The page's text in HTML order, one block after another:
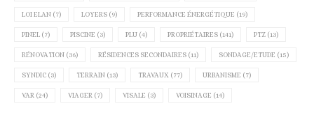
LOI ELAN (7) LOYERS (9) PERFORMANCE ÉNERGÉTIQUE (19)
PINEL (7) PISCINE (3) PLU (4) PROPRIÉTAIRES (141) PTZ (13)
RÉNOVATION (36) RÉSIDENCES SECONDAIRES (11) SONDAGE/ETUDE (15)
SYNDIC (3) TERRAIN (13) TRAVAUX (77) URBANISME (7)
VAR (24) VIAGER (7) VISALE (3) VOISINAGE (14)